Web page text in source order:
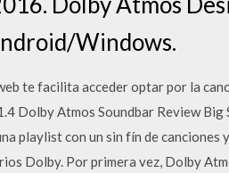
Windows.
te facilita acceder optar por la
Dolby Atmos Soundbar Review Big
playlist con un sin fín de canciones
Dolby. Por primera vez, Dolby